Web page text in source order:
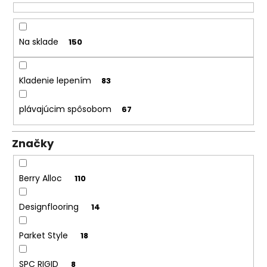
k
o
v
Na sklade 150
Kladenie lepením 83
plávajúcim spôsobom 67
Značky
Berry Alloc 110
Designflooring 14
Parket Style 18
SPC RIGID 8
á
s
ť
?
O
d
p
o
ú